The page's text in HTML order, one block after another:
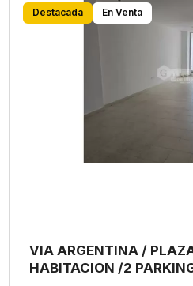
Destacada En Venta
VIA ARGENTINA /
HABITACION /2